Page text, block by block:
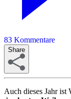
83 Kommentare
Share
Auch dieses Jahr ist